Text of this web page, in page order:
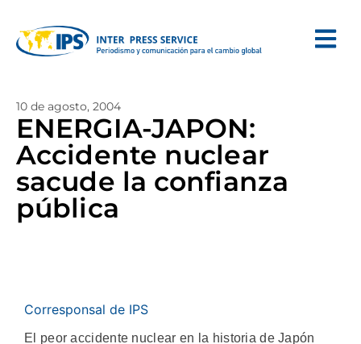
10 de agosto, 2004
ENERGIA-JAPON:
Accidente nuclear
sacude la confianza
pública
Corresponsal de IPS
El peor accidente nuclear en la historia de Japón